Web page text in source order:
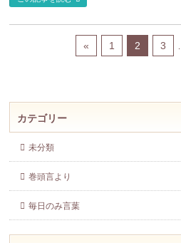
« 1 2 3
カテゴリー
未分類
巻頭言より
毎日のみ言葉